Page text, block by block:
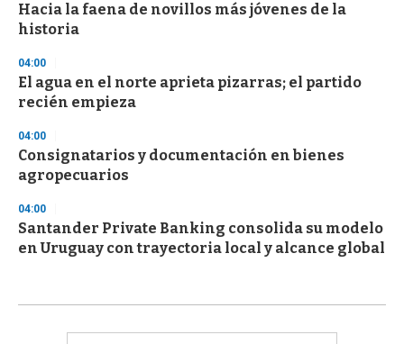
Hacia la faena de novillos más jóvenes de la
historia
04:00
El agua en el norte aprieta pizarras; el partido
recién empieza
04:00
Consignatarios y documentación en bienes
agropecuarios
04:00
Santander Private Banking consolida su modelo
en Uruguay con trayectoria local y alcance global